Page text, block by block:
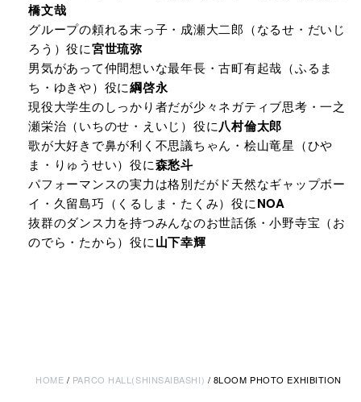
橋文哉
グループの頼れる末っ子・成瀬大二郎（なるせ・だいじ
ろう）役に宮世琉弥
男気があって仲間想いな最年長・古町有起哉（ふるま
ち・ゆきや）役に綱啓永
現役大学生のしっかり者だが少々ネガティブ思考・一之
瀬栄治（いちのせ・えいじ）役に八村倫太郎
歌が大好きで鼻が利く不思議ちゃん・桧山竜星（ひや
ま・りゅうせい）役に森愁斗
パフォーマンスの実力は格別だがド天然なギャップボー
イ・久留島巧（くるしま・たくみ）役にNOA
抜群のダンス力を持つみんなのお世話係・小野寺宝（お
のでら・たから）役に山下幸輝​
HOME PARCO HALL(SHINSAIBASHI) 8LOOM PHOTO EXHIBITION​